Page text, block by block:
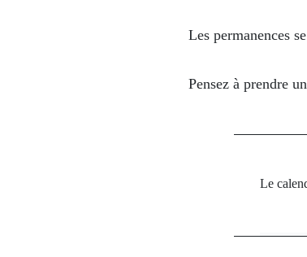
Les permanences
Pensez à prendre
Le